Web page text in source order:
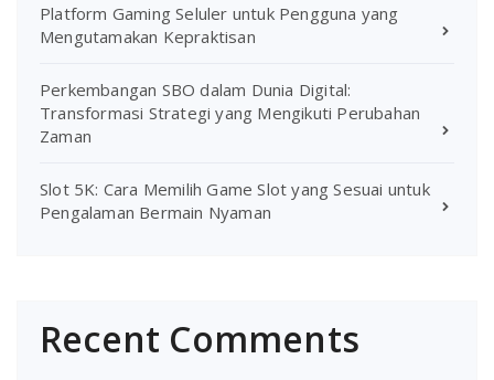
Platform Gaming Seluler untuk Pengguna yang
Mengutamakan Kepraktisan
Perkembangan SBO dalam Dunia Digital:
Transformasi Strategi yang Mengikuti Perubahan
Zaman
Slot 5K: Cara Memilih Game Slot yang Sesuai untuk
Pengalaman Bermain Nyaman
Recent Comments